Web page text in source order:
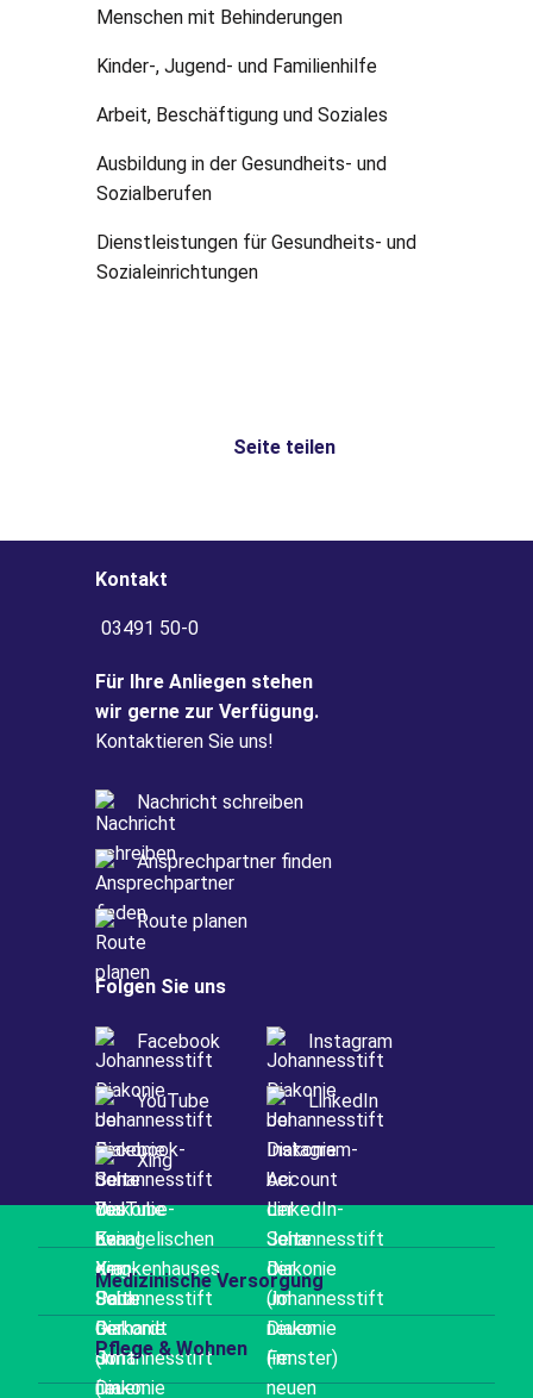
Menschen mit Behinderungen
Kinder-, Jugend- und Familienhilfe
Arbeit, Beschäftigung und Soziales
Ausbildung in der Gesundheits- und
Sozialberufen
Dienstleistungen für Gesundheits- und
Sozialeinrichtungen
Seite teilen
Kontakt
03491 50-0
Für Ihre Anliegen stehen
wir gerne zur Verfügung.
Kontaktieren Sie uns!
Nachricht schreiben
Ansprechpartner finden
Route planen
Folgen Sie uns
Facebook Instagram
YouTube LinkedIn
Xing
Medizinische Versorgung
Pflege & Wohnen